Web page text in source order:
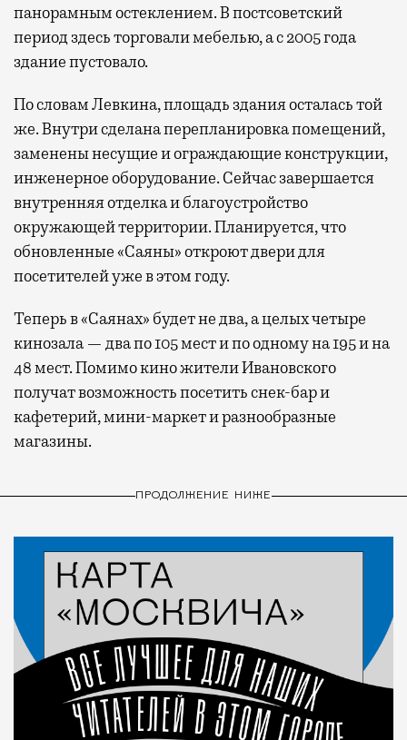
панорамным остеклением. В постсоветский
период здесь торговали мебелью, а с 2005 года
здание пустовало.
По словам Левкина, площадь здания осталась той
же. Внутри сделана перепланировка помещений,
заменены несущие и ограждающие конструкции,
инженерное оборудование. Сейчас завершается
внутренняя отделка и благоустройство
окружающей территории. Планируется, что
обновленные «Саяны» откроют двери для
посетителей уже в этом году.
Теперь в «Саянах» будет не два, а целых четыре
кинозала — два по 105 мест и по одному на 195 и на
48 мест. Помимо кино жители Ивановского
получат возможность посетить снек-бар и
кафетерий, мини-маркет и разнообразные
магазины.
ПРОДОЛЖЕНИЕ НИЖЕ